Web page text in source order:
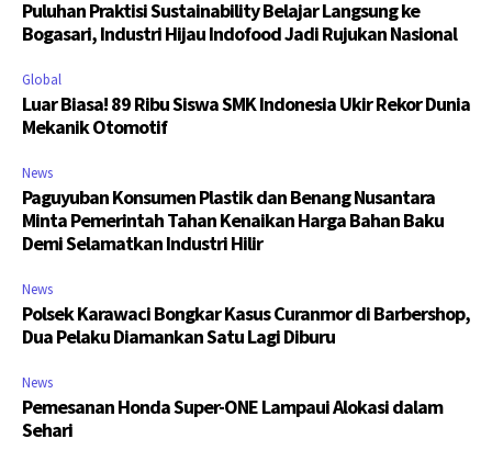
Puluhan Praktisi Sustainability Belajar Langsung ke
Bogasari, Industri Hijau Indofood Jadi Rujukan Nasional
Global
Luar Biasa! 89 Ribu Siswa SMK Indonesia Ukir Rekor Dunia
Mekanik Otomotif
News
Paguyuban Konsumen Plastik dan Benang Nusantara
Minta Pemerintah Tahan Kenaikan Harga Bahan Baku
Demi Selamatkan Industri Hilir
News
Polsek Karawaci Bongkar Kasus Curanmor di Barbershop,
Dua Pelaku Diamankan Satu Lagi Diburu
News
Pemesanan Honda Super-ONE Lampaui Alokasi dalam
Sehari